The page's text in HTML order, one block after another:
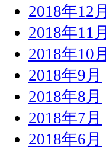
2018年12月
2018年11月
2018年10月
2018年9月
2018年8月
2018年7月
2018年6月